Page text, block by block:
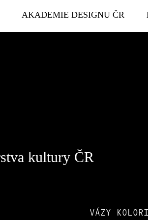
AKADEMIE DESIGNU ČR
kultury ČR
VÁZY